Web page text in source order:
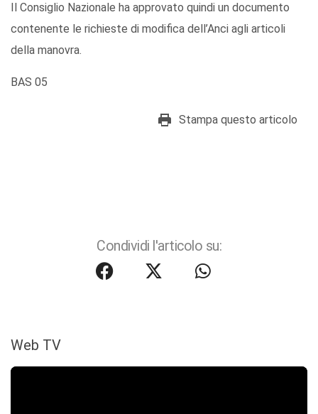
Il Consiglio Nazionale ha approvato quindi un documento
contenente le richieste di modifica dell’Anci agli articoli
della manovra.
BAS 05
Stampa questo articolo
Condividi l'articolo su:
Web TV